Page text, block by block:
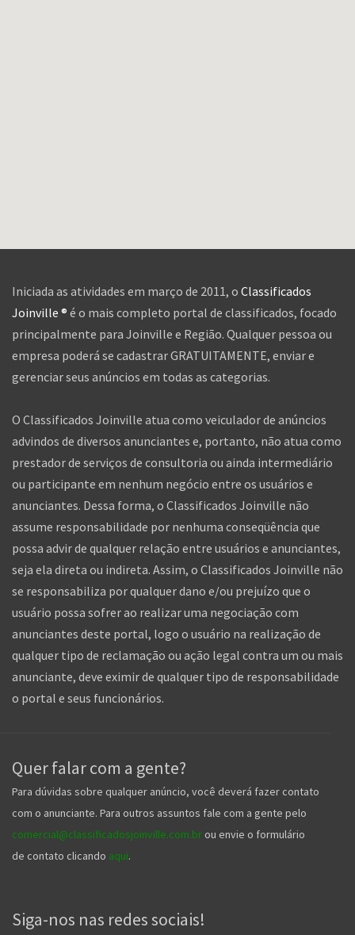
Iniciada as atividades em março de 2011, o Classificados
Joinville ® é o mais completo portal de classificados, focado
principalmente para Joinville e Região. Qualquer pessoa ou
empresa poderá se cadastrar GRATUITAMENTE, enviar e
gerenciar seus anúncios em todas as categorias.
O Classificados Joinville atua como veiculador de anúncios
advindos de diversos anunciantes e, portanto, não atua como
prestador de serviços de consultoria ou ainda intermediário
ou participante em nenhum negócio entre os usuários e
anunciantes. Dessa forma, o Classificados Joinville não
assume responsabilidade por nenhuma conseqüência que
possa advir de qualquer relação entre usuários e anunciantes,
seja ela direta ou indireta. Assim, o Classificados Joinville não
se responsabiliza por qualquer dano e/ou prejuízo que o
usuário possa sofrer ao realizar uma negociação com
anunciantes deste portal, logo o usuário na realização de
qualquer tipo de reclamação ou ação legal contra um ou mais
anunciante, deve eximir de qualquer tipo de responsabilidade
o portal e seus funcionários.
Quer falar com a gente?
Para dúvidas sobre qualquer anúncio, você deverá fazer contato
com o anunciante. Para outros assuntos fale com a gente pelo
comercial@classificadosjoinville.com.br ou envie o formulário
de contato clicando aqui.
Siga-nos nas redes sociais!